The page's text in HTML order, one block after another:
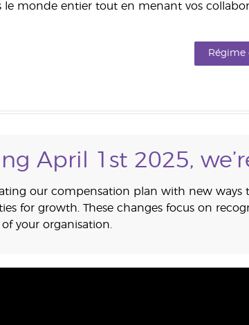
le monde entier tout en menant vos
Régime
April 1st 2025,
our compensation plan with new ways
for growth. These changes focus on
of your organisation.